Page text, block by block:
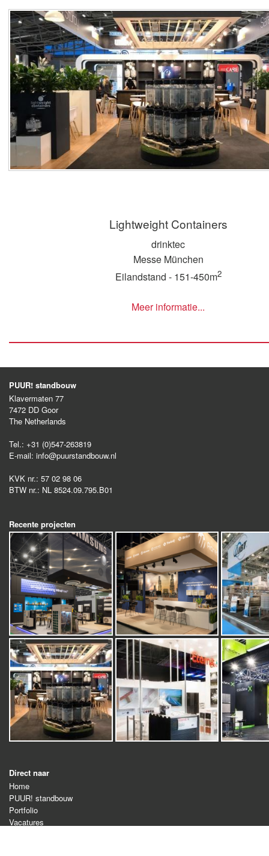
Lightweight Containers
drinktec
Messe München
Eilandstand - 151-450m2
Meer informatie...
PUUR! standbouw
Klavermaten 77
7472 DD Goor
The Netherlands
Tel.: +31 (0)547-263819
E-mail: info@puurstandbouw.nl
KVK nr.: 57 02 98 06
BTW nr.: NL 8524.09.795.B01
Recente projecten
Direct naar
Home
PUUR! standbouw
Portfolio
Vacatures